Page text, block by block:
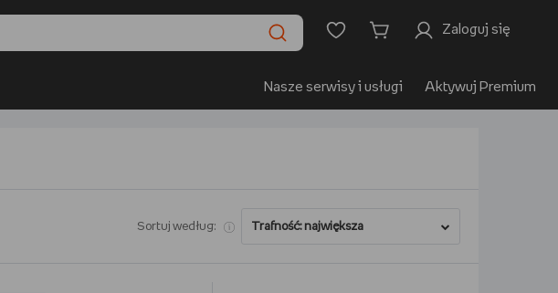
Zaloguj się
Nasze serwisy i usługi Aktywuj Premium
Sortuj według: